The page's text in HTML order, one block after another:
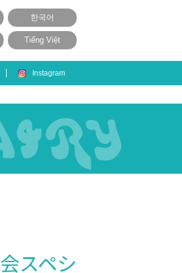
한국어
Tiếng Việt
Instagram
スペシ